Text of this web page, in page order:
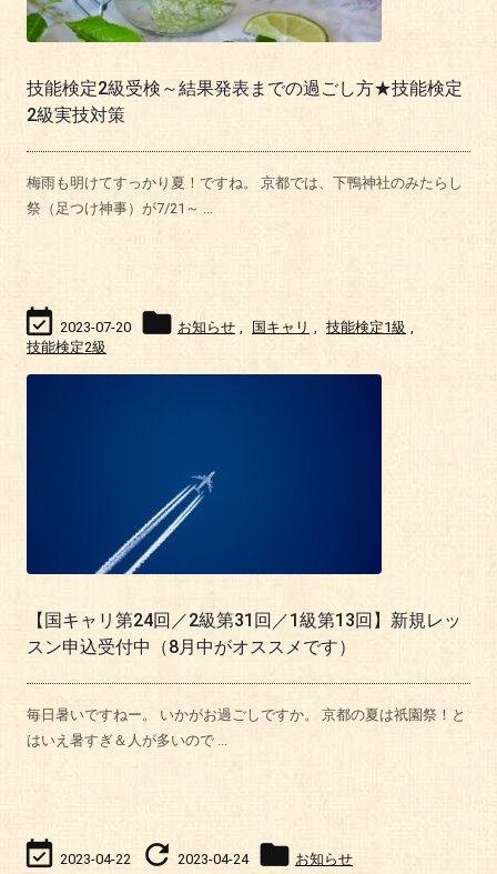
技能検定2級受検～結果発表までの過ごし方★技能検定
2級実技対策
梅雨も明けてすっかり夏！ですね。 京都では、下鴨神社のみたらし
祭（足つけ神事）が7/21～ ...
 2023-07-20  お知らせ 国キャリ 技能検定1級
技能検定2級
【国キャリ第24回／2級第31回／1級第13回】新規レッ
スン申込受付中（8月中がオススメです）
毎日暑いですねー。 いかがお過ごしですか。 京都の夏は祇園祭！と
はいえ暑すぎ＆人が多いので ...
 2023-04-22  2023-04-24  お知らせ